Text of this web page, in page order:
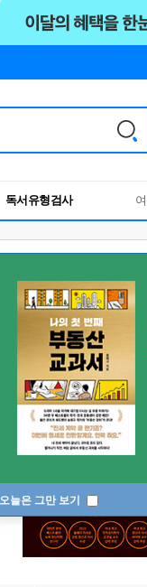
독서유형검사
RBTI Lab
독서유형검사
오늘은 그만 보기